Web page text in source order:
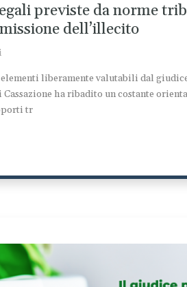
previste da norme
dell’illecito
elementi liberamente valutabili dal
Cassazione ha ribadito un costante
tr